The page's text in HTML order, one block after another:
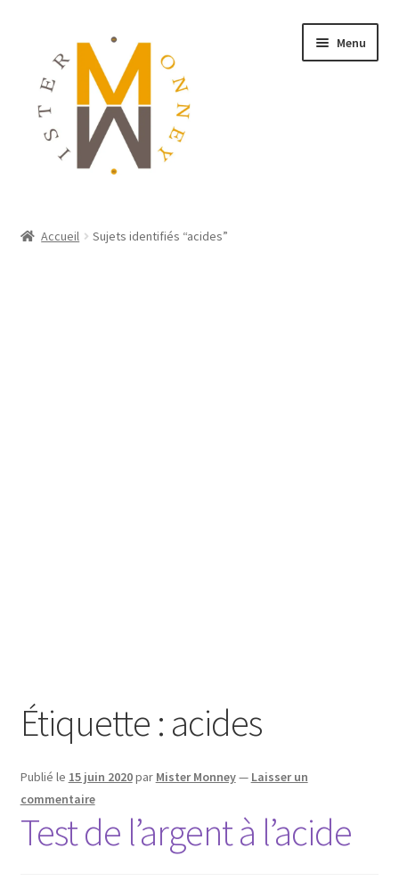
Menu
Accueil Sujets identifiés “acides”
Étiquette : acides
Publié le 15 juin 2020par Mister Monney— Laisser un
commentaire
Test de l’argent à l’acide